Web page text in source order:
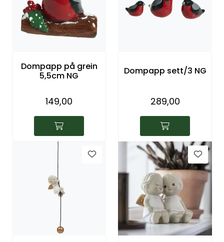
Dompapp på grein
5,5cm NG
149,00
Dompapp sett/3 NG
289,00